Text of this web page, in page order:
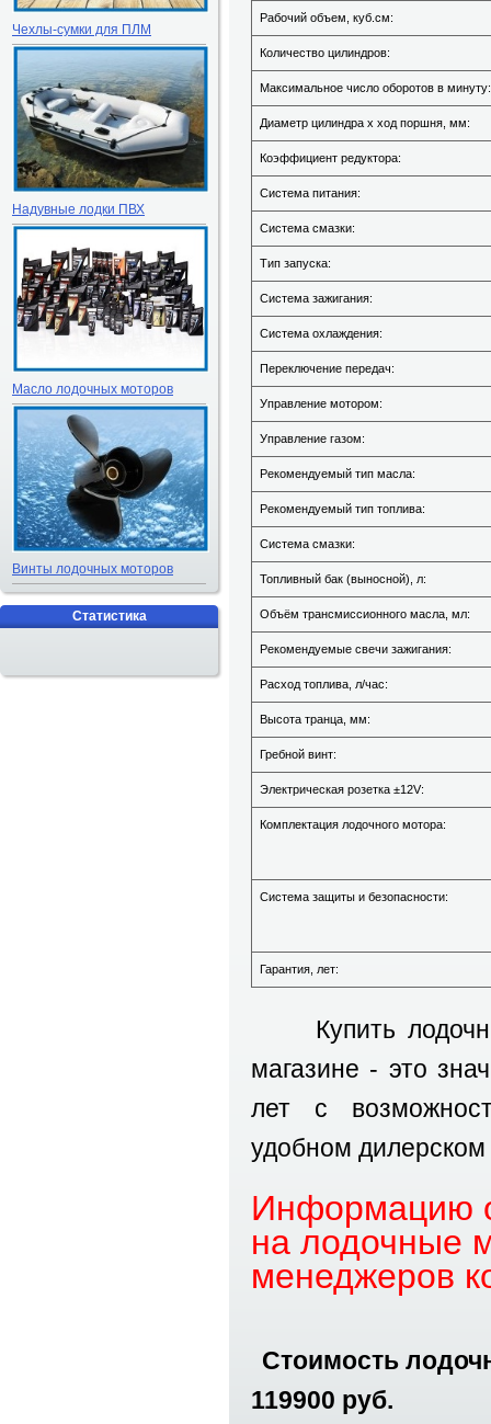
Рабочий объем, куб.см:
Количество цилиндров:
Максимальное число оборотов в минуту:
Диаметр цилиндра х ход поршня, мм:
Коэффициент редуктора:
Система питания:
Система смазки:
Тип запуска:
Система зажигания:
Система охлаждения:
Переключение передач:
Управление мотором:
Управление газом:
Рекомендуемый тип масла:
Рекомендуемый тип топлива:
Система смазки:
Топливный бак (выносной), л:
Объём трансмиссионного масла, мл:
Рекомендуемые свечи зажигания:
Расход топлива, л/час:
Высота транца, мм:
Гребной винт:
Электрическая розетка ±12V:
Комплектация лодочного мотора:
Система защиты и безопасности:
Гарантия, лет:
Купить
магазине - это
лет с
удобном
Информацию
на лодочные
менеджеров
Стоимость
119900 руб.
Чехлы-сумки для ПЛМ
Надувные лодки ПВХ
Масло лодочных моторов
Винты лодочных моторов
Статистика